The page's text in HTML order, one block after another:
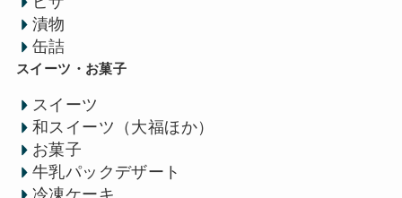
漬物
缶詰
スイーツ・お菓子
スイーツ
和スイーツ（大福ほか）
お菓子
牛乳パックデザート
冷凍ケーキ